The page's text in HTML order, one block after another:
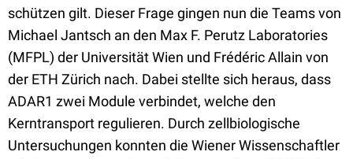
schützen gilt. Dieser Frage gingen nun die Teams von
Michael Jantsch an den Max F. Perutz Laboratories
(MFPL) der Universität Wien und Frédéric Allain von
der ETH Zürich nach. Dabei stellte sich heraus, dass
ADAR1 zwei Module verbindet, welche den
Kerntransport regulieren. Durch zellbiologische
Untersuchungen konnten die Wiener Wissenschaftler